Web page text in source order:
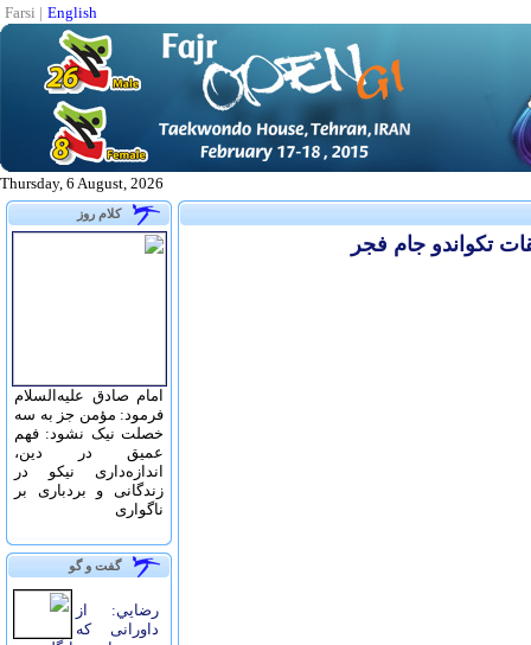
Farsi | English
Thursday, 6 August, 2026
کلام روز
امام صادق علیه‌السلام
فرمود: مؤمن جز به سه
خصلت نیک نشود: فهم
عمیق در دین،
اندازه‌دارى نیکو در
زندگانى و بردبارى بر
ناگوارى
گفت و گو
رضايي: از
داورانی که